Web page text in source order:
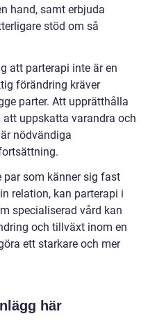
hand, samt erbjuda
stöd om så
att parterapi inte är en
förändring kräver
parter. Att upprätthålla
uppskatta varandra och
nödvändiga
som känner sig fast
relation, kan parterapi i
specialiserad vård kan
och tillväxt inom en
ett starkare och mer
här